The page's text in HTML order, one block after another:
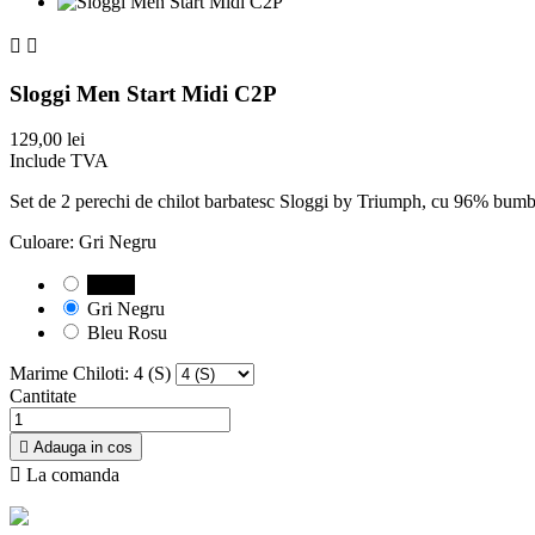
 
Sloggi Men Start Midi C2P
129,00 lei
Include TVA
Set de 2 perechi de chilot barbatesc Sloggi by Triumph, cu 96%
Culoare: Gri Negru
Gri Negru
Bleu Rosu
Marime Chiloti: 4 (S)
Cantitate
 Adauga in cos
 La comanda